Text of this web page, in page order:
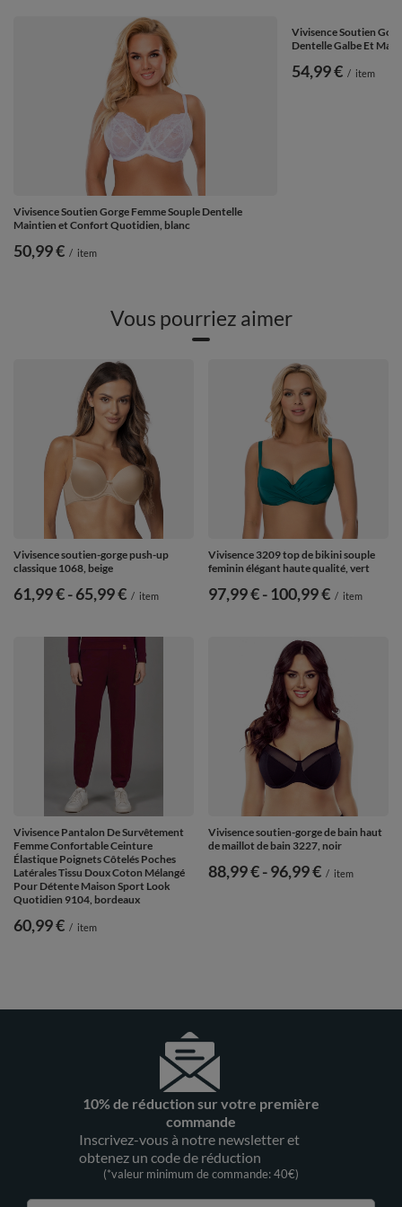
Vivisence Soutien Gorge Femme Souple Dentelle
Maintien et Confort Quotidien, blanc
50,99 € / item
Vivisence Soutien
Dentelle Galbe Et
54,99 € / item
Vous pourriez aimer
Vivisence soutien-gorge push-up
classique 1068, beige
de
61,99 €-vers le bas
65,99 € / item
Vivisence 3209 top de bikini souple
feminin élégant haute qualité, vert
de
97,99 €-vers le bas
100,99 € / item
Vivisence Pantalon De Survêtement
Femme Confortable Ceinture
Élastique Poignets Côtelés Poches
Latérales Tissu Doux Coton Mélangé
Pour Détente Maison Sport Look
Quotidien 9104, bordeaux
60,99 € / item
Vivisence soutien-gorge de bain haut
de maillot de bain 3227, noir
de
88,99 €-vers le bas
96,99 € / item
10% de réduction sur votre première
commande
Inscrivez-vous à notre newsletter et
obtenez un code de réduction
(*valeur minimum de commande: 40€)